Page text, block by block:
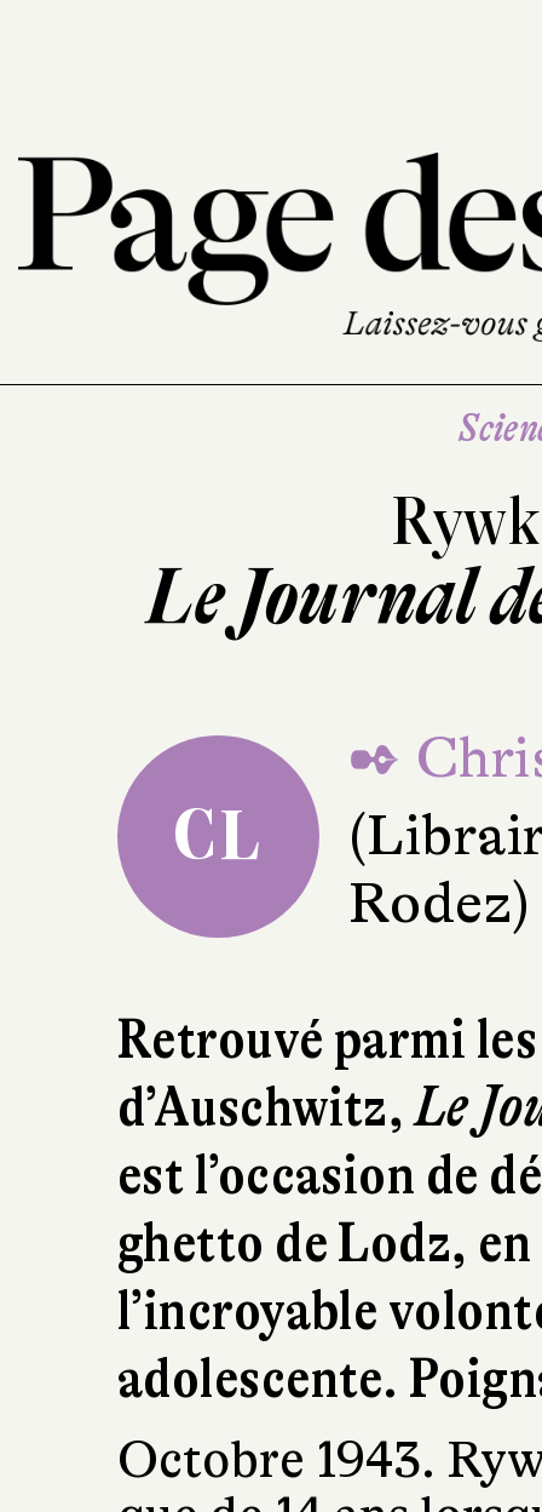
Le Journal
CL
✒
Rodez)
Retrouvé parmi
d’Auschwitz,Le
est l’occasion de
ghetto de Lodz,
l’incroyable
adolescente.
Octobre 1943.